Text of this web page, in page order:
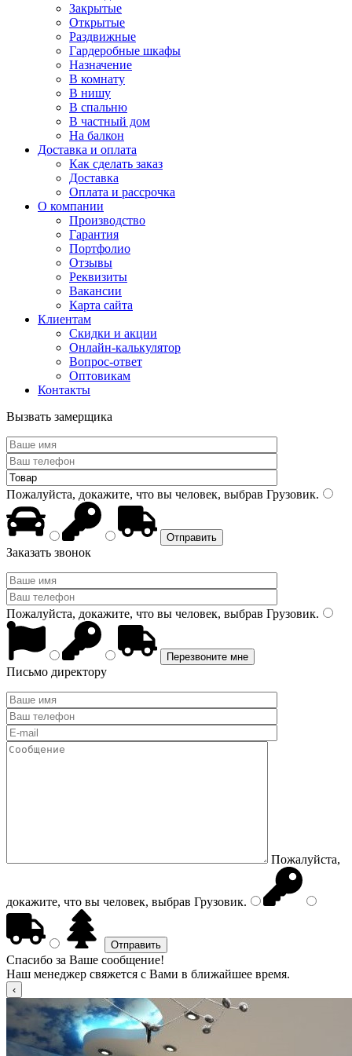
Закрытые
Открытые
Раздвижные
Гардеробные шкафы
Назначение
В комнату
В нишу
В спальню
В частный дом
На балкон
Доставка и оплата
Как сделать заказ
Доставка
Оплата и рассрочка
О компании
Производство
Гарантия
Портфолио
Отзывы
Реквизиты
Вакансии
Карта сайта
Клиентам
Скидки и акции
Онлайн-калькулятор
Вопрос-ответ
Оптовикам
Контакты
Вызвать замерщика
Пожалуйста, докажите, что вы человек, выбрав Грузовик.
Заказать звонок
Пожалуйста, докажите, что вы человек, выбрав Грузовик.
Письмо директору
Пожалуйста,
докажите, что вы человек, выбрав Грузовик.
Спасибо за Ваше сообщение!
Наш менеджер свяжется с Вами в ближайшее время.